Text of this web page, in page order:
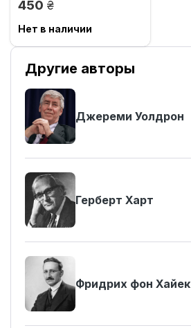
450 грн.
Нет в наличии
Другие авторы
Джереми Уолдрон
Герберт Харт
Фридрих фон Хайек